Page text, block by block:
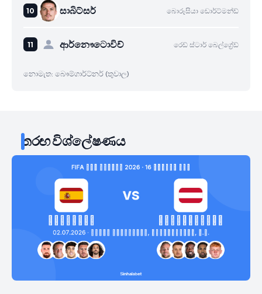
සාබිට්සර් බොරූසියා ඩොර්ට්මන්ඩ්
ආර්නෞටොවිච් රෙඩ් ස්ටාර් බෙල්ග්‍රේඩ්
නොමැත: බෞම්ගාර්ට්නර් (තුවාල)
තරඟ විශ්ලේෂණය